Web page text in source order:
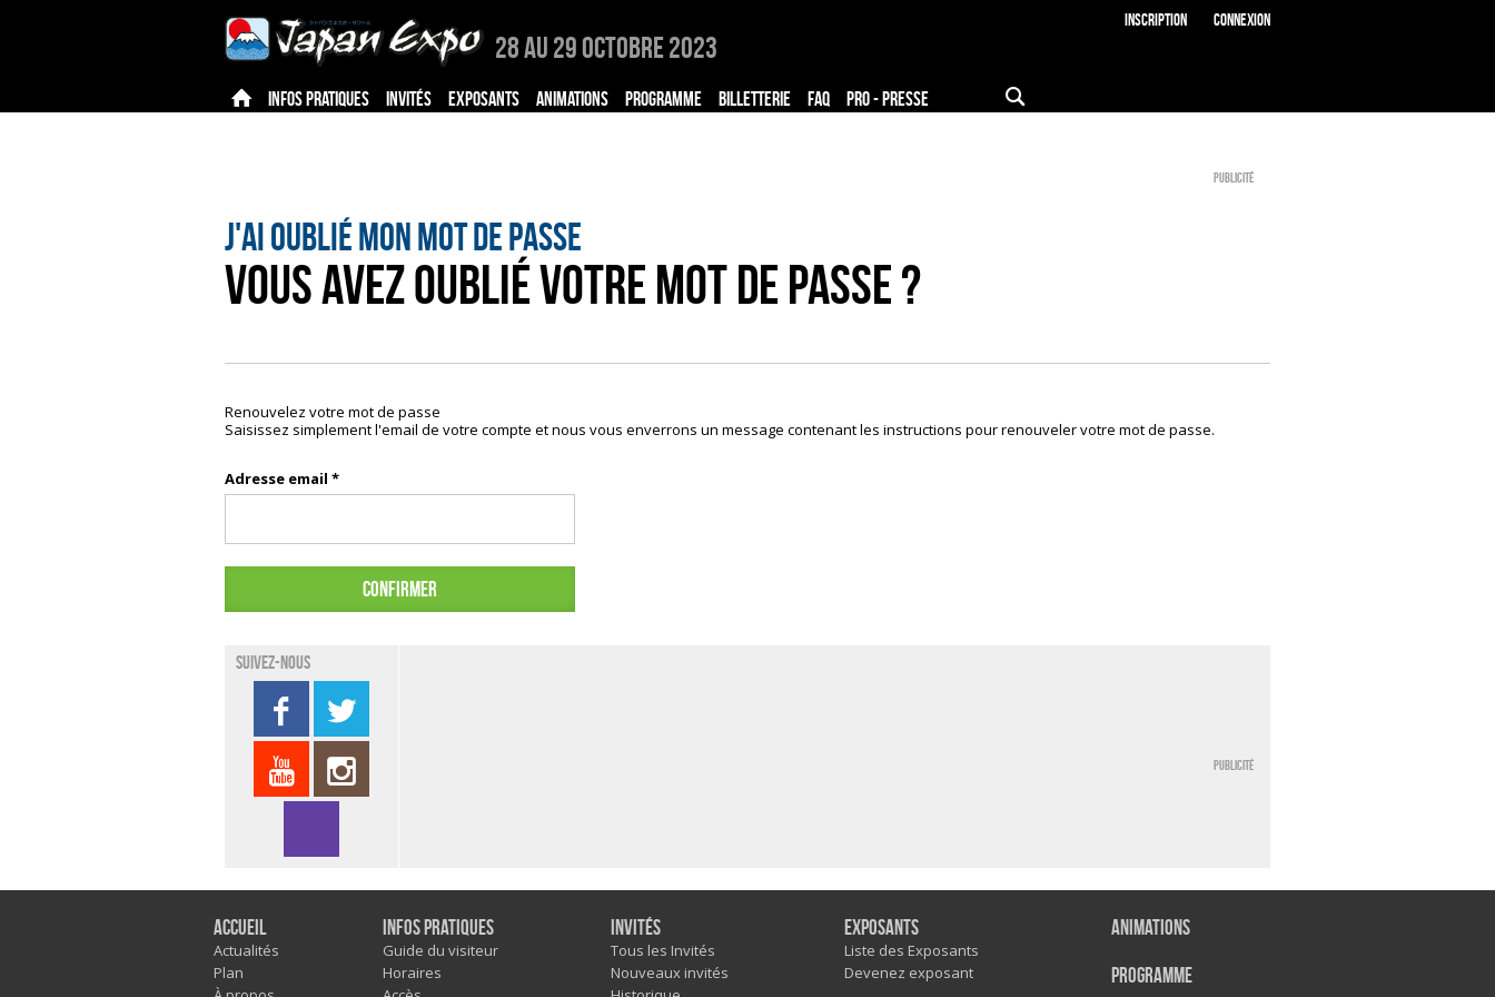
28 au 29 Octobre 2023
Inscription Connexion
INFOS PRATIQUES INVITÉS EXPOSANTS ANIMATIONS PROGRAMME BILLETTERIE FAQ PRO - PRESSE
Publicité
J'ai oublié mon mot de passe
Vous avez oublié votre mot de passe ?
Renouvelez votre mot de passe
Saisissez simplement l'email de votre compte et nous vous enverrons un message contenant les instructions pour renouveler votre mot de passe.
Adresse email
Suivez-nous
Publicité
Accueil
Actualités
Plan
Infos pratiques
Guide du visiteur
Horaires
Invités
Tous les Invités
Nouveaux invités
Exposants
Liste des Exposants
Devenez exposant
Animations
Programme